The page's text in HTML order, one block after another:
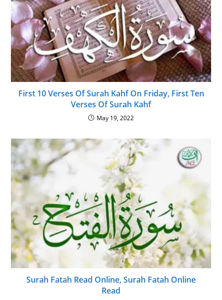
First 10 Verses Of Surah Kahf On Friday, First Ten
Verses Of Surah Kahf
May 19, 2022
Surah Fatah Read Online, Surah Fatah Online
Read